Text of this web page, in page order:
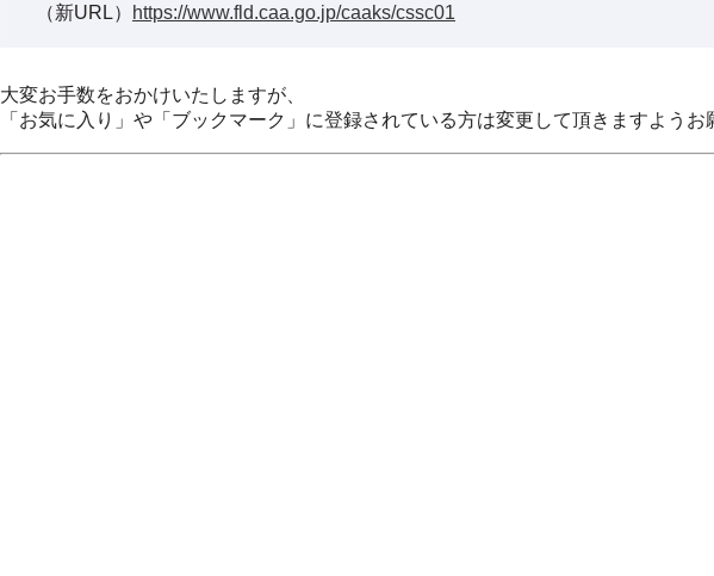
（新URL） https://www.fld.caa.go.jp/caaks/cssc01
大変お手数をおかけいたしますが、
「お気に入り」や「ブックマーク」に登録されている方は変更して頂きますようお